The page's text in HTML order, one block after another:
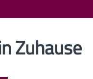
Zuhause